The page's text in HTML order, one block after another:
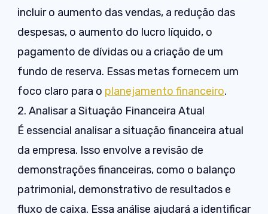
incluir o aumento das vendas, a redução das
despesas, o aumento do lucro líquido, o
pagamento de dívidas ou a criação de um
fundo de reserva. Essas metas fornecem um
foco claro para o planejamento financeiro.
2. Analisar a Situação Financeira Atual
É essencial analisar a situação financeira atual
da empresa. Isso envolve a revisão de
demonstrações financeiras, como o balanço
patrimonial, demonstrativo de resultados e
fluxo de caixa. Essa análise ajudará a identificar